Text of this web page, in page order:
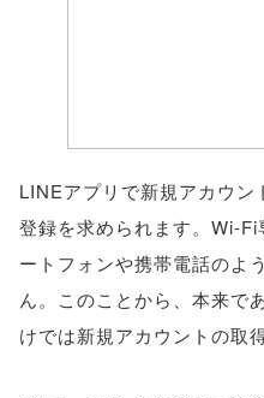
LINEアプリで新規アカウ
登録を求められます。Wi-
ートフォンや携帯電話のよ
ん。このことから、本来で
けでは新規アカウントの取